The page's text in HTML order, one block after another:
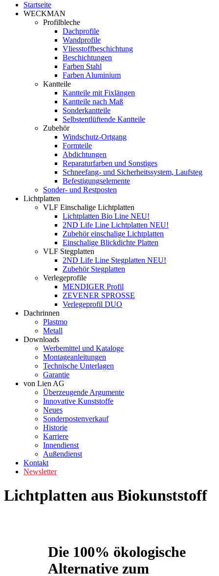
Startseite
WECKMAN
Profilbleche
Dachprofile
Wandprofile
Vliesstoffbeschichtung
Beschichtungen
Farben Stahl
Farben Aluminium
Kantteile
Kantteile mit Fixlängen
Kantteile nach Maß
Sonderkantteile
Selbstentlüftende Kantteile
Zubehör
Windschutz-Ortgang
Formteile
Abdichtungen
Reparaturfarben und Sonstiges
Schneefang- und Sicherheitssystem, Laufsteg
Befestigungselemente
Sonder- und Restposten
Lichtplatten
VLF Einschalige Lichtplatten
Lichtplatten Bio Line NEU!
2ND Life Line Lichtplatten NEU!
Zubehör einschalige Lichtplatten
Einschalige Blickdichte Platten
VLF Stegplatten
2ND Life Line Stegplatten NEU!
Zubehör Stegplatten
Verlegeprofile
MENDIGER Profil
ZEVENER SPROSSE
Verlegeprofil DUO
Dachrinnen
Plastmo
Metall
Downloads
Werbemittel und Kataloge
Montageanleitungen
Technische Unterlagen
Garantie
von Lien AG
Überzeugende Argumente
Innovative Kunststoffe
Neues
Sonderpostenverkauf
Historie
Karriere
Innendienst
Außendienst
Kontakt
Newsletter
Lichtplatten aus Biokunststoff
Die 100% ökologische
Alternative zum